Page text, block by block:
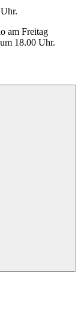
am Freitag
18.00 Uhr.